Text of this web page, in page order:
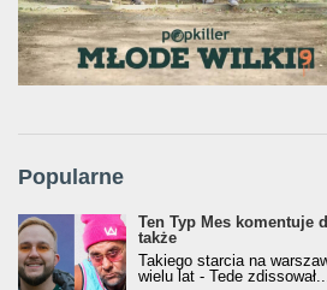
Popularne
Ten Typ Mes komentuje
także
Takiego starcia na
wielu lat - Tede zdissował...